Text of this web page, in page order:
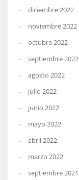
diciembre 2022
noviembre 2022
octubre 2022
septiembre 2022
agosto 2022
julio 2022
junio 2022
mayo 2022
abril 2022
marzo 2022
septiembre 2021